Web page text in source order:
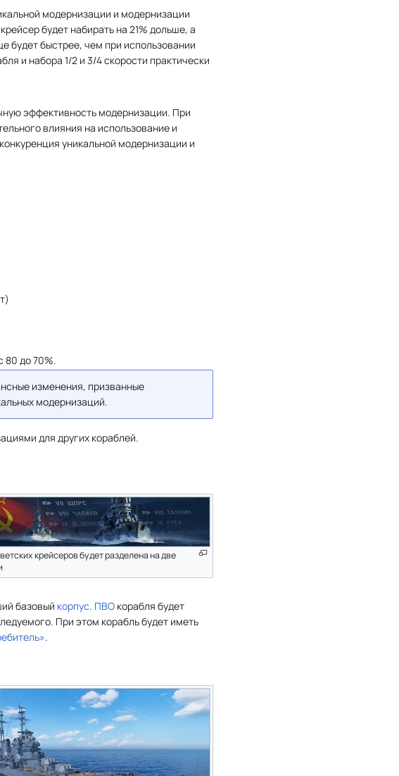
модернизации и модернизации
будет набирать на 21% дольше, а
будет быстрее, чем при использовании
и набора 1/2 и 3/4 скорости практически
эффективность модернизации. При
влияния на использование и
уникальной модернизации и
80 до 70%.
изменения, призванные
модернизаций.
для других кораблей.
крейсеров будет разделена на две
базовый корпус. ПВО корабля будет
При этом корабль будет иметь
.